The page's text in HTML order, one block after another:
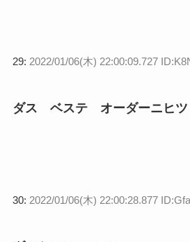
29: 2022/01/06(木) 22:00:09.727
ダス ベステ オーダーニヒツ
30: 2022/01/06(木) 22:00:28.877